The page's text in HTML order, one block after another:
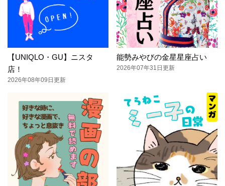
【UNIQLO・GU】ニスタ
店！
2026年08年09日更新
能勢みやびの金星星座占い
2026年07年31日更新